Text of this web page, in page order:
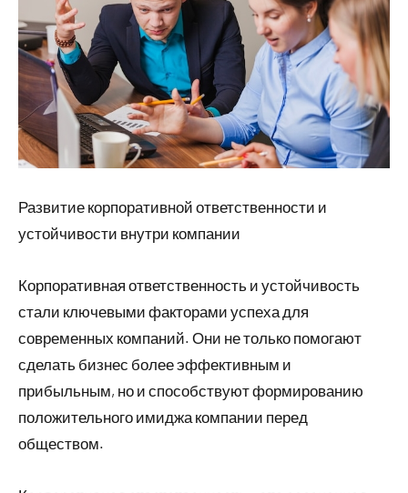
Развитие корпоративной ответственности и
устойчивости внутри компании
Корпоративная ответственность и устойчивость
стали ключевыми факторами успеха для
современных компаний. Они не только помогают
сделать бизнес более эффективным и
прибыльным, но и способствуют формированию
положительного имиджа компании перед
обществом.